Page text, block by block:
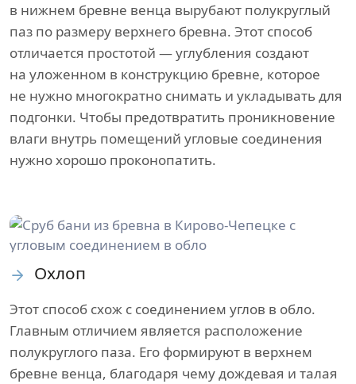
в нижнем бревне венца вырубают полукруглый
паз по размеру верхнего бревна. Этот способ
отличается простотой — углубления создают
на уложенном в конструкцию бревне, которое
не нужно многократно снимать и укладывать для
подгонки. Чтобы предотвратить проникновение
влаги внутрь помещений угловые соединения
нужно хорошо проконопатить.
Охлоп
Этот способ схож с соединением углов в обло.
Главным отличием является расположение
полукруглого паза. Его формируют в верхнем
бревне венца, благодаря чему дождевая и талая